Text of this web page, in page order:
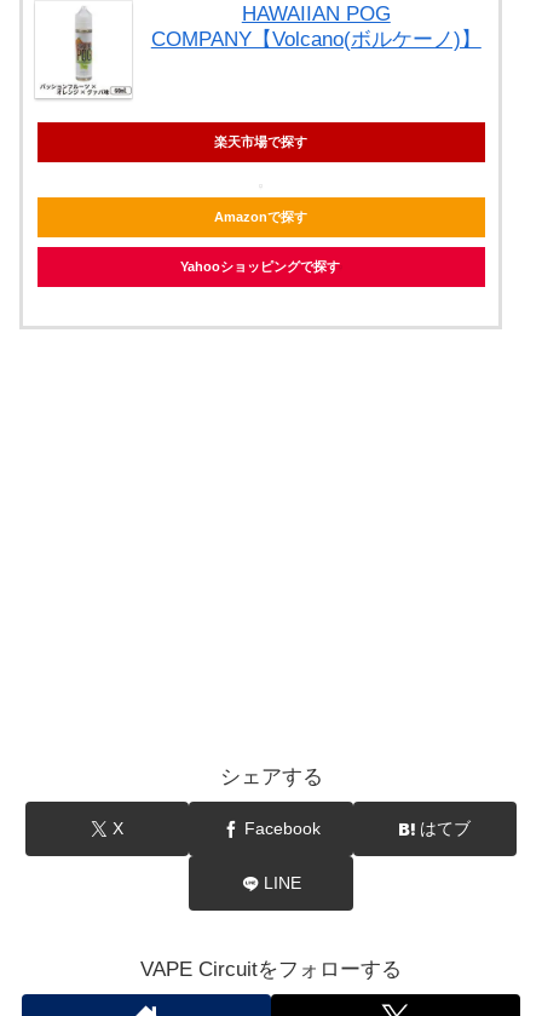
HAWAIIAN POG
COMPANY【Volcano(ボルケーノ)】
楽天市場で探す
Amazonで探す
Yahooショッピングで探す
シェアする
X Facebook はてブ
LINE
VAPE Circuitをフォローする